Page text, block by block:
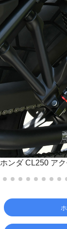
ホンダ CL250 ア